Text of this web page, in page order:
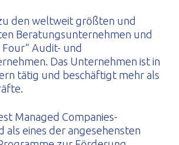
den weltweit größten und
Beratungsunternehmen und
Four“ Audit- und
Das Unternehmen ist in
tätig und beschäftigt mehr als
Managed Companies-
als eines der angesehensten